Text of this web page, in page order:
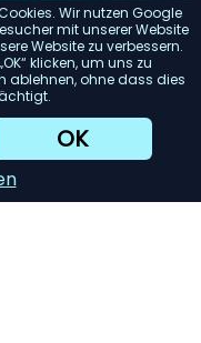
Wir nutzen Google
mit unserer Website
Website zu verbessern.
klicken, um uns zu
ablehnen, ohne dass dies
OK
in dem Sie die
sicherzustellen, dass
Suchen Sie nach
da
ermöglichen
den gesamten Inhalt